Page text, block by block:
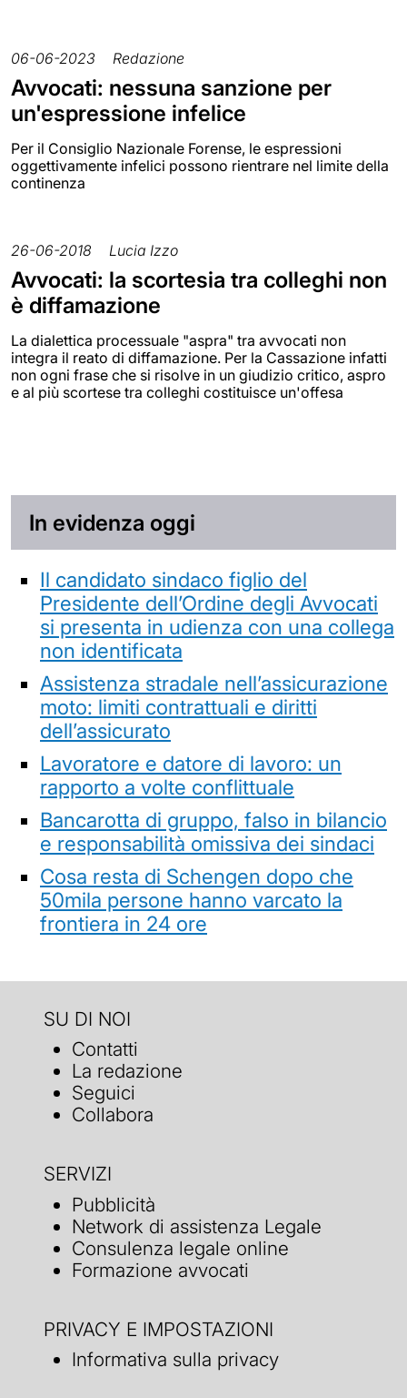
06-06-2023 Redazione
Avvocati: nessuna sanzione per
un'espressione infelice
Per il Consiglio Nazionale Forense, le espressioni
oggettivamente infelici possono rientrare nel limite della
continenza
26-06-2018 Lucia Izzo
Avvocati: la scortesia tra colleghi non
è diffamazione
La dialettica processuale "aspra" tra avvocati non
integra il reato di diffamazione. Per la Cassazione infatti
non ogni frase che si risolve in un giudizio critico, aspro
e al più scortese tra colleghi costituisce un'offesa
In evidenza oggi
Il candidato sindaco figlio del
Presidente dell’Ordine degli Avvocati
si presenta in udienza con una collega
non identificata
Assistenza stradale nell’assicurazione
moto: limiti contrattuali e diritti
dell’assicurato
Lavoratore e datore di lavoro: un
rapporto a volte conflittuale
Bancarotta di gruppo, falso in bilancio
e responsabilità omissiva dei sindaci
Cosa resta di Schengen dopo che
50mila persone hanno varcato la
frontiera in 24 ore
SU DI NOI
Contatti
La redazione
Seguici
Collabora
SERVIZI
Pubblicità
Network di assistenza Legale
Consulenza legale online
Formazione avvocati
PRIVACY E IMPOSTAZIONI
Informativa sulla privacy